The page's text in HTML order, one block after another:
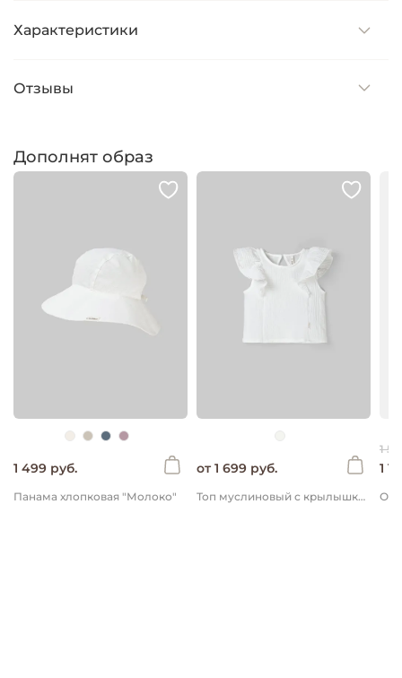
Характеристики
Отзывы
Дополнят образ
1 499 руб.
Панама хлопковая "Молоко"
от 1 699 руб.
Топ муслиновый с крылышками "Молоко"
1
1